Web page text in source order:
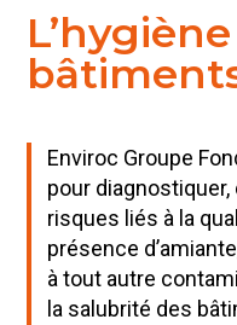
Enviroc Groupe
pour
risques liés à la
présence
à tout autre
la salubrité des